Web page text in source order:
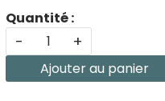
Quantité :
- +
Ajouter au panier